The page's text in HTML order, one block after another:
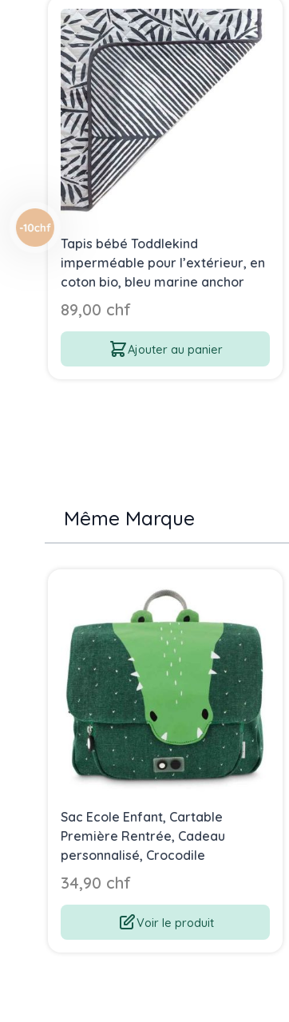
Tapis bébé Toddlekind
imperméable pour l’extérieur, en
coton bio, bleu marine anchor
89,00 chf
Ajouter au panier
Même Marque
Sac Ecole Enfant, Cartable
Première Rentrée, Cadeau
personnalisé, Crocodile
34,90 chf
Voir le produit